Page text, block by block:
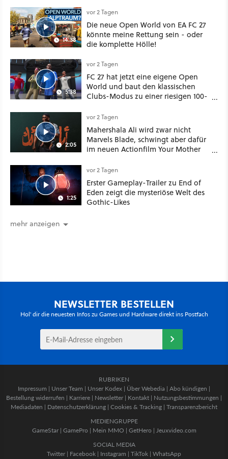
14:38
vor 2 Tagen
Die neue Open World von EA FC 27
könnte meine Rettung sein - oder
die komplette Hölle!
5:38
vor 2 Tagen
FC 27 hat jetzt eine eigene Open
World und baut den klassischen
Clubs-Modus zu einer riesigen 100-
2:05
vor 2 Tagen
Mahershala Ali wird zwar nicht
Marvels Blade, schwingt aber dafür
im neuen Actionfilm Your Mother
Schwert
1:25
vor 2 Tagen
Erster Gameplay-Trailer zu End of
Eden zeigt die mysteriöse Welt des
Gothic-Likes
mehr anzeigen
NEWSLETTER BESTELLEN
Hol' dir die neuesten Infos zu Games und Hardware direkt ins Postfach
RUBRIKEN
Impressum | Unser Team | Unser Kodex | Über Webedia | Abo kündigen |
Bestellung widerrufen | Karriere | Newsletter | Kontakt | Nutzungsbestimmungen |
Mediadaten | Datenschutzerklärung | Cookies & Tracking | Transparenzbericht
MEDIENGRUPPE
GameStar| GamePro | Mein MMO | GetHero | Jeuxvideo.com
SOCIAL MEDIA
Twitter | Facebook | Instagram | TikTok | WhatsApp